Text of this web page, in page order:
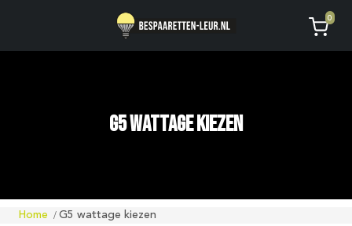
Geen code ontvangen of kwijt?
AVG
G5 wattage kiezen
Home G5 wattage kiezen
0